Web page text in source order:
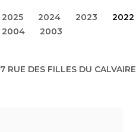
2025 2024 2023 2022
2004 2003
RUE DES FILLES DU